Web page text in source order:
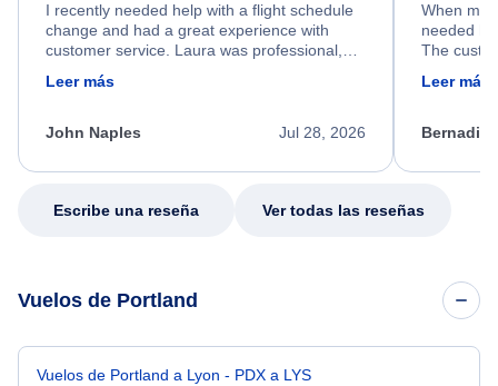
I recently needed help with a flight schedule
change and had a great experience with
customer service. Laura was professional,
friendly, and very helpful throughout the
process. She quickly found a solution and
appreciate her excellent service.
Leer más
Jul 28, 2026
John Naples
When my
needed
The
calm,
my issue.
Leer más
Escribe una reseña Ver todas las reseñas
Vuelos de Portland
Vuelos de Portland a Lyon - PDX a LYS